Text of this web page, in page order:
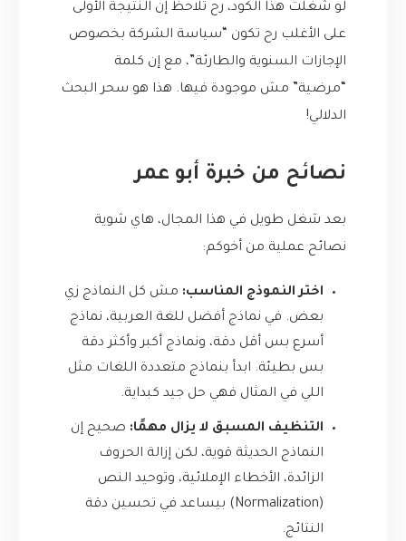
لو شغلت هذا الكود، رح تلاحظ إن النتيجة الأولى
على الأغلب رح تكون “سياسة الشركة بخصوص
الإجازات السنوية والطارئة”، مع إن كلمة
“مرضية” مش موجودة فيها. هذا هو سحر البحث
الدلالي!
نصائح من خبرة أبو عمر
بعد شغل طويل في هذا المجال، هاي شوية
نصائح عملية من أخوكم:
اختر النموذج المناسب: مش كل النماذج زي
بعض. في نماذج أفضل للغة العربية، نماذج
أسرع بس أقل دقة، ونماذج أكبر وأكثر دقة
بس بطيئة. ابدأ بنماذج متعددة اللغات مثل
اللي في المثال فهي حل جيد كبداية.
التنظيف المسبق لا يزال مهمًا: صحيح إن
النماذج الحديثة قوية، لكن إزالة الحروف
الزائدة، الأخطاء الإملائية، وتوحيد النص
(Normalization) بيساعد في تحسين دقة
النتائج.